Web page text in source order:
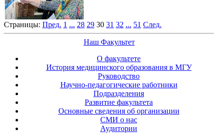
Страницы: Пред. 1 ... 28 29 30 31 32 ... 51 След.
Наш Факультет
О факультете
История медицинского образования в МГУ
Руководство
Научно-педагогические работники
Подразделения
Развитие факультета
Основные сведения об организации
СМИ о нас
Аудитории